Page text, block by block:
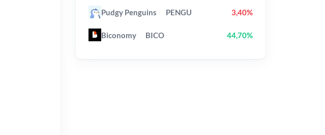
Pudgy Penguins PENGU 3,40%
Biconomy BICO 44,70%